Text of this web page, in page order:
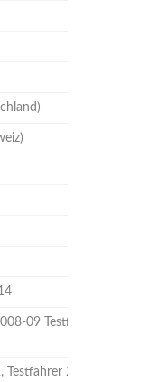
09 Testfahrer)
Testfahrer 2011)